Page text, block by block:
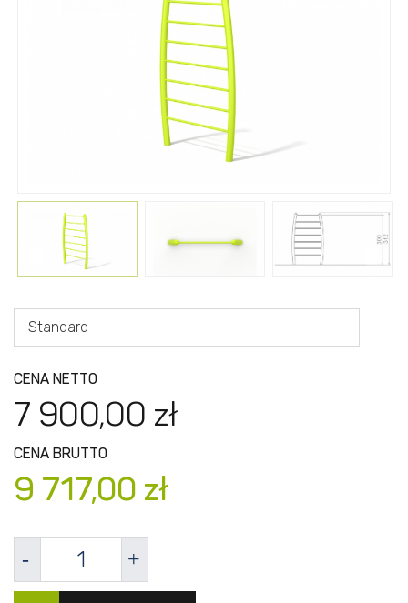
Standard
CENA NETTO
7 900,00 zł
CENA BRUTTO
9 717,00 zł